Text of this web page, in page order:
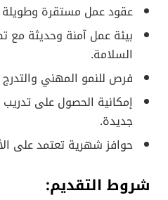
عقود عمل مستقرة وطويلة
بيئة عمل آمنة وحديثة مع
السلامة.
فرص للنمو المهني
إمكانية الحصول على
جديدة.
حوافز شهرية تعتمد على
شروط التقديم: